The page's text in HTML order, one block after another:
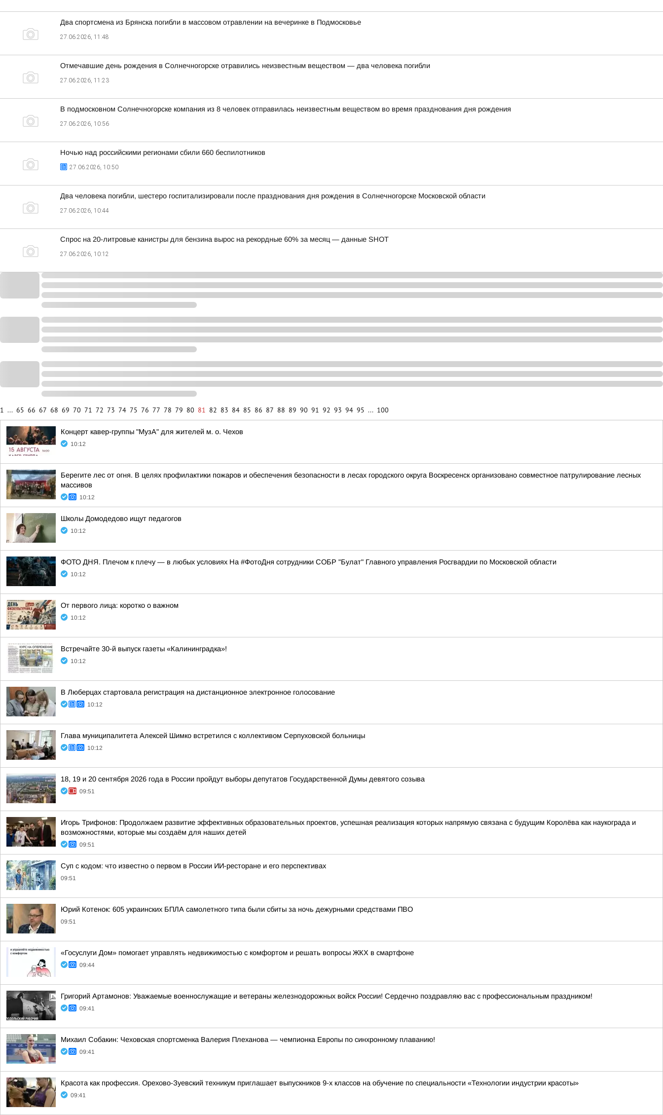
Два спортсмена из Брянска погибли в массовом отравлении на вечеринке в Подмосковье
27.06.2026, 11:48
Отмечавшие день рождения в Солнечногорске отравились неизвестным веществом — два человека погибли
27.06.2026, 11:23
В подмосковном Солнечногорске компания из 8 человек отправилась неизвестным веществом во время празднования дня рождения
27.06.2026, 10:56
Ночью над российскими регионами сбили 660 беспилотников
27.06.2026, 10:50
Два человека погибли, шестеро госпитализировали после празднования дня рождения в Солнечногорске Московской области
27.06.2026, 10:44
Спрос на 20-литровые канистры для бензина вырос на рекордные 60% за месяц — данные SHOT
27.06.2026, 10:12
1 ... 65 66 67 68 69 70 71 72 73 74 75 76 77 78 79 80 81 82 83 84 85 86 87 88 89 90 91 92 93 94 95 ... 100
Концерт кавер-группы "МузА" для жителей м. о. Чехов
10:12
Берегите лес от огня. В целях профилактики пожаров и обеспечения безопасности в лесах городского округа Воскресенск организовано совместное патрулирование лесных
массивов
10:12
Школы Домодедово ищут педагогов
10:12
ФОТО ДНЯ. Плечом к плечу — в любых условиях На #ФотоДня сотрудники СОБР "Булат" Главного управления Росгвардии по Московской области
10:12
От первого лица: коротко о важном
10:12
Встречайте 30-й выпуск газеты «Калининградка»!
10:12
В Люберцах стартовала регистрация на дистанционное электронное голосование
10:12
Глава муниципалитета Алексей Шимко встретился с коллективом Серпуховской больницы
10:12
18, 19 и 20 сентября 2026 года в России пройдут выборы депутатов Государственной Думы девятого созыва
09:51
Игорь Трифонов: Продолжаем развитие эффективных образовательных проектов, успешная реализация которых напрямую связана с будущим Королёва как наукограда и
возможностями, которые мы создаём для наших детей
09:51
Суп с кодом: что известно о первом в России ИИ-ресторане и его перспективах
09:51
Юрий Котенок: 605 украинских БПЛА самолетного типа были сбиты за ночь дежурными средствами ПВО
09:51
«Госуслуги Дом» помогает управлять недвижимостью с комфортом и решать вопросы ЖКХ в смартфоне
09:44
Григорий Артамонов: Уважаемые военнослужащие и ветераны железнодорожных войск России! Сердечно поздравляю вас с профессиональным праздником!
09:41
Михаил Собакин: Чеховская спортсменка Валерия Плеханова — чемпионка Европы по синхронному плаванию!
09:41
Красота как профессия. Орехово-Зуевский техникум приглашает выпускников 9-х классов на обучение по специальности «Технологии индустрии красоты»
09:41